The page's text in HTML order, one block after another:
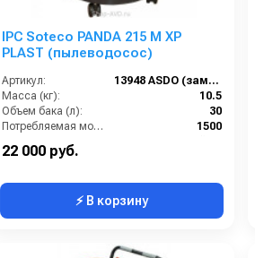
IPC Soteco PANDA 215 M XP
PLAST (пылеводосос)
Артикул:
13948 ASDO (зам. 09605 ASDO)
Масса (кг):
10.5
Объем бака (л):
30
Потребляемая мощность (Вт):
1500
22 000 руб.
⚡ В корзину